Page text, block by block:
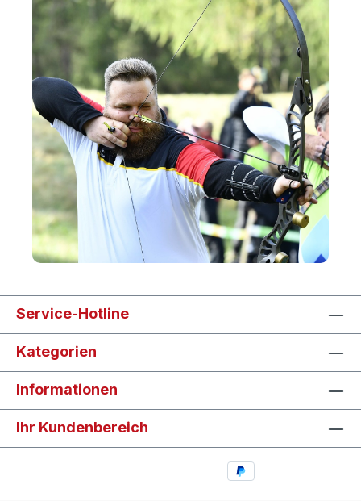
Service-Hotline
Kategorien
Informationen
Ihr Kundenbereich